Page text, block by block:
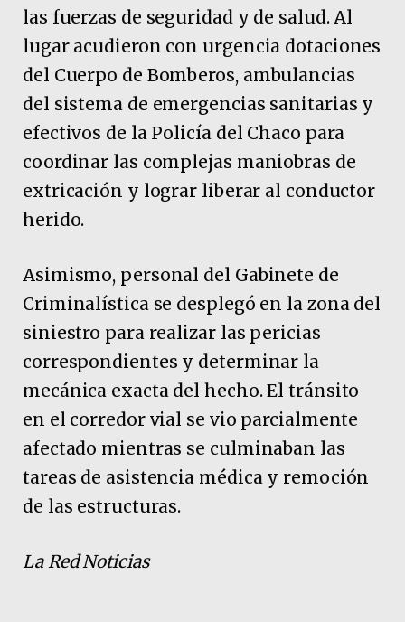
las fuerzas de seguridad y de salud. Al
lugar acudieron con urgencia dotaciones
del Cuerpo de Bomberos, ambulancias
del sistema de emergencias sanitarias y
efectivos de la Policía del Chaco para
coordinar las complejas maniobras de
extricación y lograr liberar al conductor
herido.
Asimismo, personal del Gabinete de
Criminalística se desplegó en la zona del
siniestro para realizar las pericias
correspondientes y determinar la
mecánica exacta del hecho. El tránsito
en el corredor vial se vio parcialmente
afectado mientras se culminaban las
tareas de asistencia médica y remoción
de las estructuras.
La Red Noticias